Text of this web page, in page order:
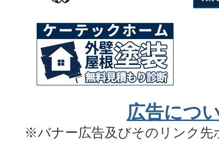
広告につ
※バナー広告及びそのリンク先